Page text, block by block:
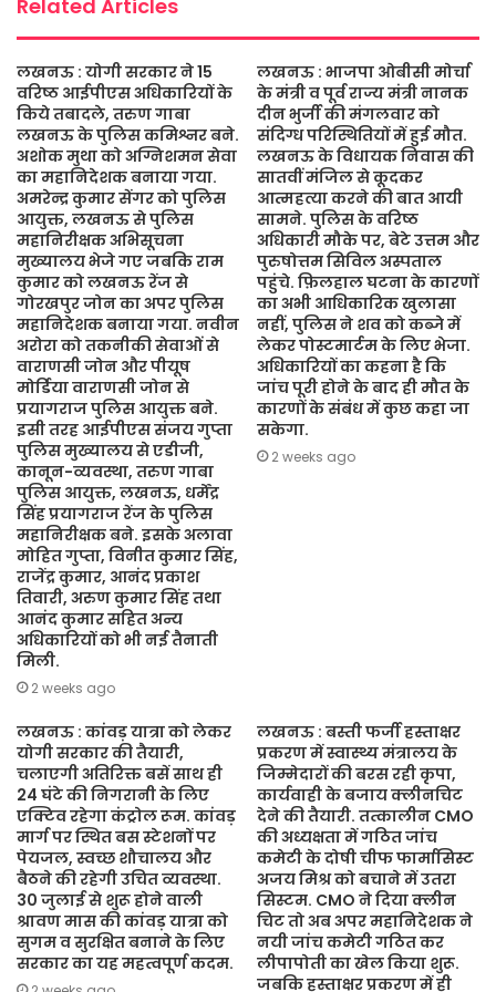
Related Articles
लखनऊ : योगी सरकार ने 15
वरिष्ठ आईपीएस अधिकारियों के
किये तबादले, तरुण गाबा
लखनऊ के पुलिस कमिश्नर बने.
अशोक मुथा को अग्निशमन सेवा
का महानिदेशक बनाया गया.
अमरेन्द्र कुमार सेंगर को पुलिस
आयुक्त, लखनऊ से पुलिस
महानिरीक्षक अभिसूचना
मुख्यालय भेजे गए जबकि राम
कुमार को लखनऊ रेंज से
गोरखपुर जोन का अपर पुलिस
महानिदेशक बनाया गया. नवीन
अरोरा को तकनीकी सेवाओं से
वाराणसी जोन और पीयूष
मोर्डिया वाराणसी जोन से
प्रयागराज पुलिस आयुक्त बने.
इसी तरह आईपीएस संजय गुप्ता
पुलिस मुख्यालय से एडीजी,
कानून-व्यवस्था, तरुण गाबा
पुलिस आयुक्त, लखनऊ, धर्मेंद्र
सिंह प्रयागराज रेंज के पुलिस
महानिरीक्षक बने. इसके अलावा
मोहित गुप्ता, विनीत कुमार सिंह,
राजेंद्र कुमार, आनंद प्रकाश
तिवारी, अरुण कुमार सिंह तथा
आनंद कुमार सहित अन्य
अधिकारियों को भी नई तैनाती
मिली.
2 weeks ago
लखनऊ : भाजपा ओबीसी मोर्चा
के मंत्री व पूर्व राज्य मंत्री नानक
दीन भुर्जी की मंगलवार को
संदिग्ध परिस्थितियों में हुई मौत.
लखनऊ के विधायक निवास की
सातवीं मंजिल से कूदकर
आत्महत्या करने की बात आयी
सामने. पुलिस के वरिष्ठ
अधिकारी मौके पर, बेटे उत्तम और
पुरुषोत्तम सिविल अस्पताल
पहुंचे. फ़िलहाल घटना के कारणों
का अभी आधिकारिक खुलासा
नहीं, पुलिस ने शव को कब्जे में
लेकर पोस्टमार्टम के लिए भेजा.
अधिकारियों का कहना है कि
जांच पूरी होने के बाद ही मौत के
कारणों के संबंध में कुछ कहा जा
सकेगा.
2 weeks ago
लखनऊ : कांवड़ यात्रा को लेकर
योगी सरकार की तैयारी,
चलाएगी अतिरिक्त बसें साथ ही
24 घंटे की निगरानी के लिए
एक्टिव रहेगा कंट्रोल रूम. कांवड़
मार्ग पर स्थित बस स्टेशनों पर
पेयजल, स्वच्छ शौचालय और
बैठने की रहेगी उचित व्यवस्था.
30 जुलाई से शुरू होने वाली
श्रावण मास की कांवड़ यात्रा को
सुगम व सुरक्षित बनाने के लिए
सरकार का यह महत्वपूर्ण कदम.
लखनऊ : बस्ती फर्जी हस्ताक्षर
प्रकरण में स्वास्थ्य मंत्रालय के
जिम्मेदारों की बरस रही कृपा,
कार्यवाही के बजाय क्लीनचिट
देने की तैयारी. तत्कालीन CMO
की अध्यक्षता में गठित जांच
कमेटी के दोषी चीफ फार्मासिस्ट
अजय मिश्र को बचाने में उतरा
सिस्टम. CMO ने दिया क्लीन
चिट तो अब अपर महानिदेशक ने
नयी जांच कमेटी गठित कर
लीपापोती का खेल किया शुरू.
जबकि हस्ताक्षर प्रकरण में ही